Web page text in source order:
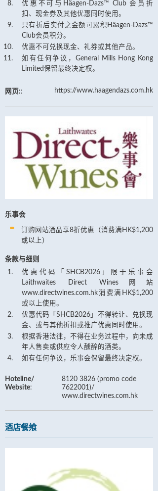
优惠不可与Häagen-Dazs™ Club 会员折
扣、现金券及其他优惠同时使用。
只有折后实付之金额可累积Häagen-Dazs™
Club会员积分。
优惠不可兑换现金、礼券或其他产品。
如有任何争议，General Mills Hong Kong
Limited保留最终决定权。
网页:: https://www.haagendazs.com.hk
乐事会
订购网站酒品享8折优惠（消费满HK$1,200
或以上）
条款与细则
优惠代码「SHCB2026」限于乐事会
Laithwaites Direct Wines网站
www.directwines.com.hk消费满HK$1,200
或以上使用。
优惠代码「SHCB2026」不得转让、兑换现
金、或与其他折扣或推广优惠同时使用。
根据香港法律，不得在业务过程中，向未成
年人售卖或供应令人醺醉的酒类。
如有任何争议，乐事会保留最终决定权。
Hoteline/
Website:
8120 3826 (promo code
7622001)/
www.directwines.com.hk
酒店餐飨